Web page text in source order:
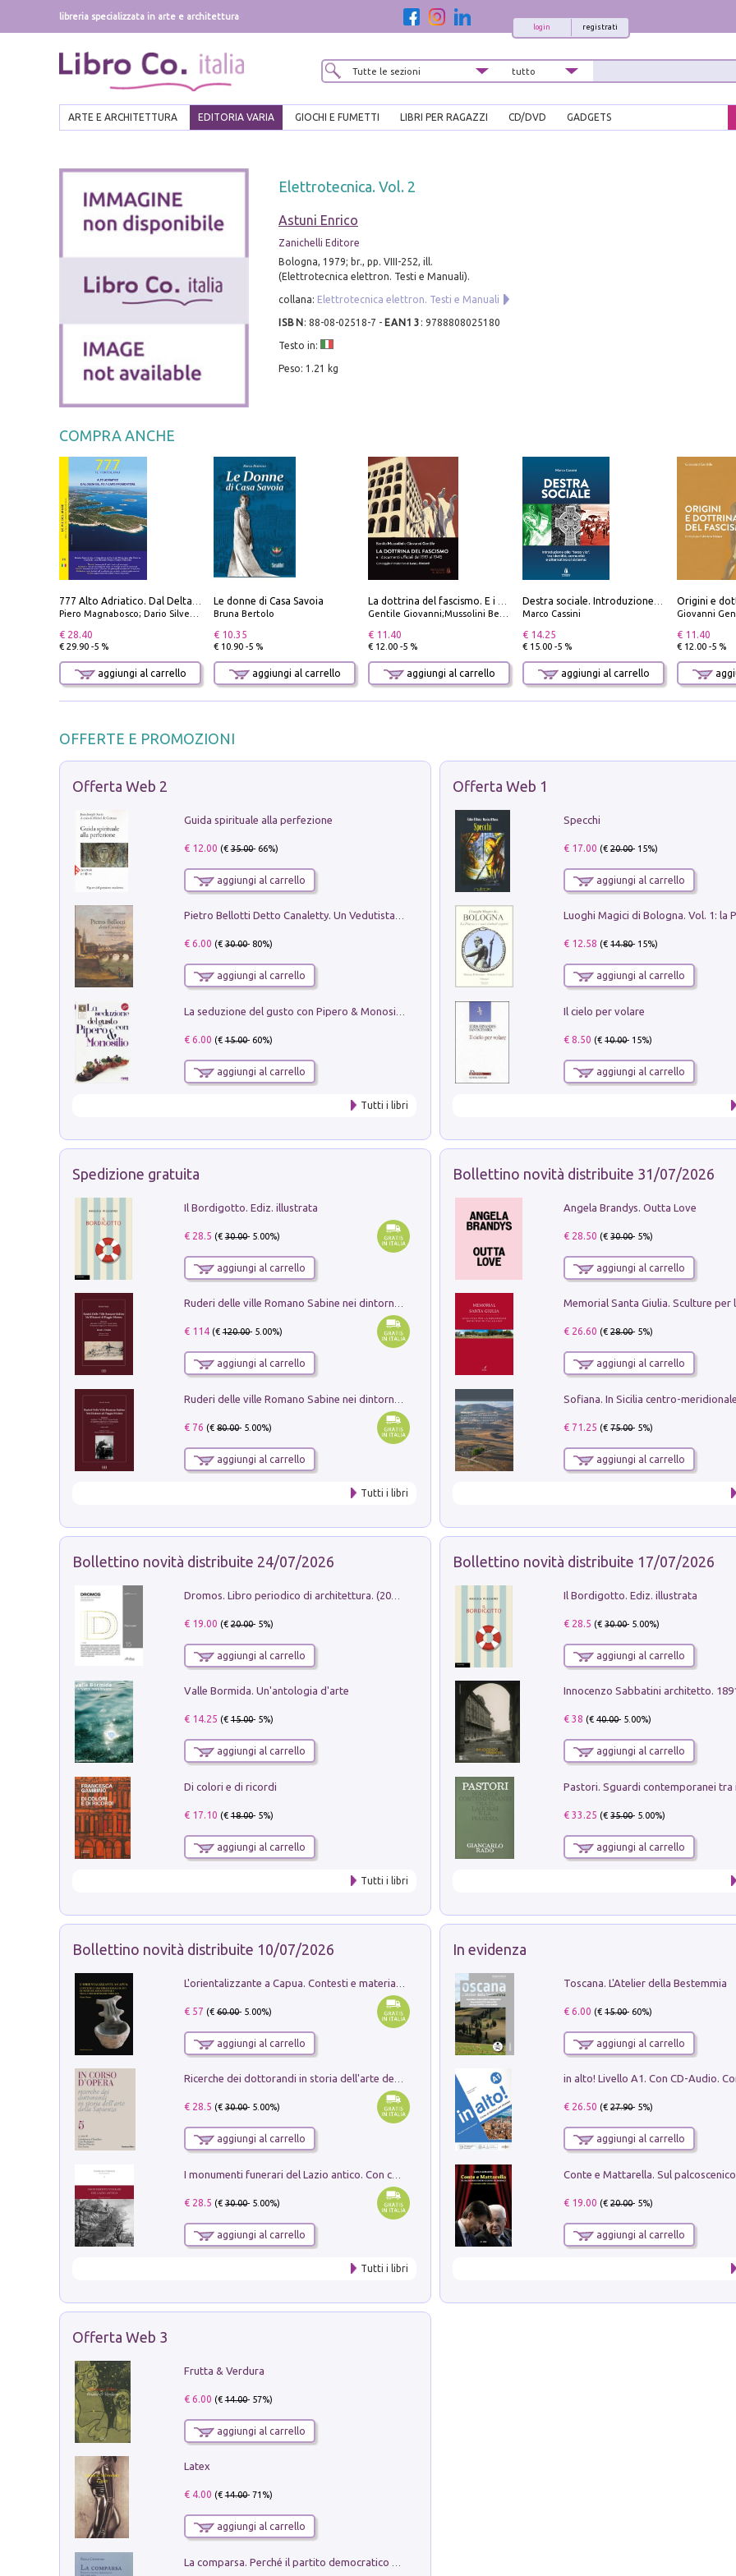
libreria specializzata in arte e architettura
registrati
login
ARTE E ARCHITETTURA EDITORIA VARIA GIOCHI E FUMETTI LIBRI PER RAGAZZI CD/DVD GADGETS
Elettrotecnica. Vol. 2
Astuni Enrico
Zanichelli Editore
Bologna, 1979; br., pp. VIII-252, ill.
(Elettrotecnica elettron. Testi e Manuali).
collana: Elettrotecnica elettron. Testi e Manuali
ISBN : 88-08-02518-7 - EAN13 : 9788808025180
Testo in:
Peso: 1.21 kg
COMPRA ANCHE
777 Alto Adriatico. Dal Delta del Po a Capo Promontore. Con QR Code
Piero Magnabosco; Dario Silvestro; Marco Sbrizzi
€ 28.40
€ 29.90 -5 %
aggiungi al carrello
Le donne di Casa Savoia
Bruna Bertolo
€ 10.35
€ 10.90 -5 %
aggiungi al carrello
La dottrina del fascismo. E i documenti ufficiali dal 1919 al 1945
Gentile Giovanni;Mussolini Benito
€ 11.40
€ 12.00 -5 %
aggiungi al carrello
Destra sociale. Introduzione alla «terza via», tra identità, comunità e alternativa al sistema
Marco Cassini
€ 14.25
€ 15.00 -5 %
aggiungi al carrello
Origini e
Giovanni
€ 11.40
€ 12.00 -5 %
OFFERTE E PROMOZIONI
Offerta Web 2
Guida spirituale alla perfezione
€ 12.00 (€35.00- 66%)
aggiungi al carrello
Pietro Bellotti Detto Canaletty. Un Vedutista Veneziano nella Francia dell'Ancien Régime
€ 6.00 (€30.00- 80%)
aggiungi al carrello
€ 6.00 (€15.00- 60%)
aggiungi al carrello
Tutti i libri
Offerta Web 1
Specchi
€ 17.00 (€20.00- 15%)
aggiungi al carrello
€ 12.58 (€14.80- 15%)
aggiungi al carrello
Il cielo per volare
€ 8.50 (€10.00- 15%)
aggiungi al carrello
Spedizione gratuita
Il Bordigotto. Ediz. illustrata
€ 28.5 (€30.00- 5.00%)
aggiungi al carrello
Ruderi delle ville Romano Sabine nei dintorni di Poggio Mirteto. Illustrati dal dott.re prof.re cav.re Ercole Nardi regio ispettore degli scavi e monumenti. Anno 1885. Tavole e studio. Con 25 tavole fuori testo in cartella editoriale
€ 114(€120.00- 5.00%)
aggiungi al carrello
€ 76 (€80.00- 5.00%)
aggiungi al carrello
Tutti i libri
Bollettino novità distribuite 31/07/2026
Angela Brandys. Outta Love
€ 28.50 (€30.00- 5%)
aggiungi al carrello
€ 26.60 (€28.00- 5%)
aggiungi al carrello
€ 71.25 (€75.00- 5%)
aggiungi al carrello
Bollettino novità distribuite 24/07/2026
Dromos. Libro periodico di architettura. (2026). Vol. 15: Post-model
€ 19.00 (€20.00- 5%)
aggiungi al carrello
Valle Bormida. Un'antologia d'arte
€ 14.25 (€15.00- 5%)
aggiungi al carrello
Di colori e di ricordi
€ 17.10 (€18.00- 5%)
aggiungi al carrello
Tutti i libri
Bollettino novità distribuite 17/07/2026
Il Bordigotto. Ediz. illustrata
€ 28.5 (€30.00- 5.00%)
aggiungi al carrello
Innocenzo Sabbatini architetto.
€ 38 (€40.00- 5.00%)
aggiungi al carrello
€ 33.25 (€35.00- 5.00%)
aggiungi al carrello
Bollettino novità distribuite 10/07/2026
€ 57 (€60.00- 5.00%)
aggiungi al carrello
Ricerche dei dottorandi in storia dell'arte della Sapienza
€ 28.5 (€30.00- 5.00%)
aggiungi al carrello
I monumenti funerari del Lazio antico. Con cartella con tavole
€ 28.5 (€30.00- 5.00%)
aggiungi al carrello
Tutti i libri
In evidenza
Toscana. L'Atelier della Bestemmia
€ 6.00 (€15.00- 60%)
aggiungi al carrello
€ 26.50 (€27.90- 5%)
aggiungi al carrello
€ 19.00 (€20.00- 5%)
aggiungi al carrello
Offerta Web 3
Frutta & Verdura
€ 6.00 (€14.00- 57%)
aggiungi al carrello
Latex
€ 4.00 (€14.00- 71%)
aggiungi al carrello